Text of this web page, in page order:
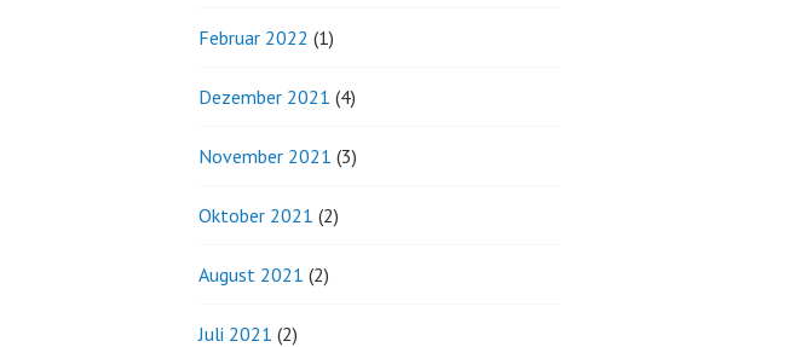
Februar 2022 (1)
Dezember 2021 (4)
November 2021 (3)
Oktober 2021 (2)
August 2021 (2)
Juli 2021 (2)